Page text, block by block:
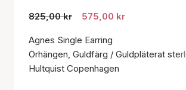
825,00 kr 575,00 kr
Agnes Single Earring
Örhängen, Guldfärg / Guldpläterat
Hultquist Copenhagen